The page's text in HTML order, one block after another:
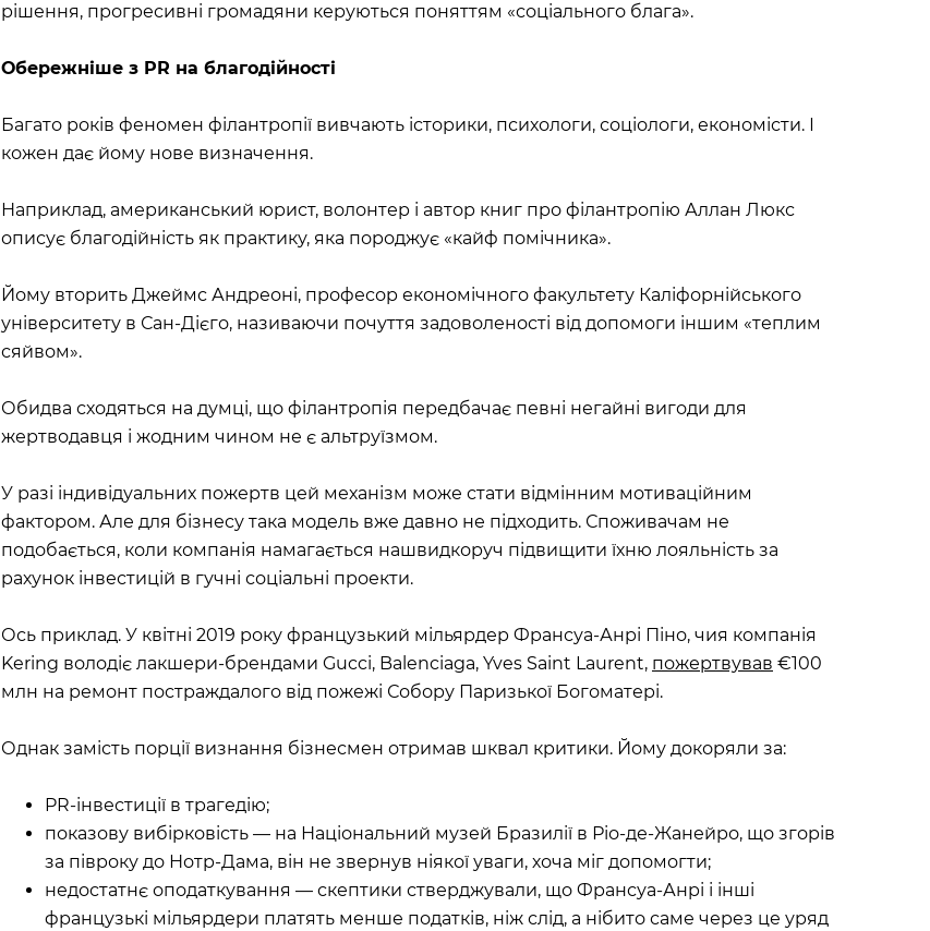
рішення, прогресивні громадяни керуються поняттям «соціального блага».
Обережніше з PR на благодійності
Багато років феномен філантропії вивчають історики, психологи, соціологи, економісти. І
кожен дає йому нове визначення.
Наприклад, американський юрист, волонтер і автор книг про філантропію Аллан Люкс
описує благодійність як практику, яка породжує «кайф помічника».
Йому вторить Джеймс Андреоні, професор економічного факультету Каліфорнійського
університету в Сан-Дієго, називаючи почуття задоволеності від допомоги іншим «теплим
сяйвом».
Обидва сходяться на думці, що філантропія передбачає певні негайні вигоди для
жертводавця і жодним чином не є альтруїзмом.
У разі індивідуальних пожертв цей механізм може стати відмінним мотиваційним
фактором. Але для бізнесу така модель вже давно не підходить. Споживачам не
подобається, коли компанія намагається нашвидкоруч підвищити їхню лояльність за
рахунок інвестицій в гучні соціальні проекти.
Ось приклад. У квітні 2019 року французький мільярдер Франсуа-Анрі Піно, чия компанія
Kering володіє лакшери-брендами Gucci, Balenciaga, Yves Saint Laurent, пожертвував €100
млн на ремонт постраждалого від пожежі Собору Паризької Богоматері.
Однак замість порції визнання бізнесмен отримав шквал критики. Йому докоряли за:
PR-інвестиції в трагедію;
показову вибірковість — на Національний музей Бразилії в Ріо-де-Жанейро, що згорів
за півроку до Нотр-Дама, він не звернув ніякої уваги, хоча міг допомогти;
недостатнє оподаткування — скептики стверджували, що Франсуа-Анрі і інші
французькі мільярдери платять менше податків, ніж слід, а нібито саме через це уряд